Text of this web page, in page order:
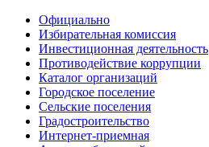
Официально
Избирательная комиссия
Инвестиционная деятельность
Противодействие коррупции
Каталог организаций
Городское поселение
Сельские поселения
Градостроительство
Интернет-приемная